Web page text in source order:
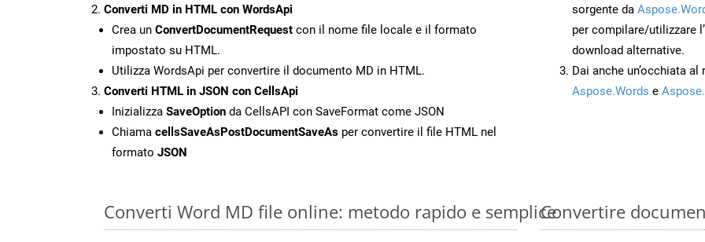
Converti MD in HTML con WordsApi
Crea un ConvertDocumentRequest con il nome file locale e il formato
impostato su HTML.
Utilizza WordsApi per convertire il documento MD in HTML.
Converti HTML in JSON con CellsApi
Inizializza SaveOption da CellsAPI con SaveFormat come JSON
Chiama cellsSaveAsPostDocumentSaveAs per convertire il file HTML nel
formato JSON
sorgente da
per compilare/utilizzare
download alternative.
Dai anche un’occhiata
Aspose.Words e
Converti Word MD file online: metodo rapido e sempliceConvertire